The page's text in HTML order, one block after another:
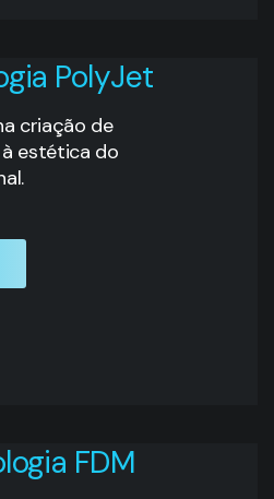
PolyJet
criação de
estética do
FDM